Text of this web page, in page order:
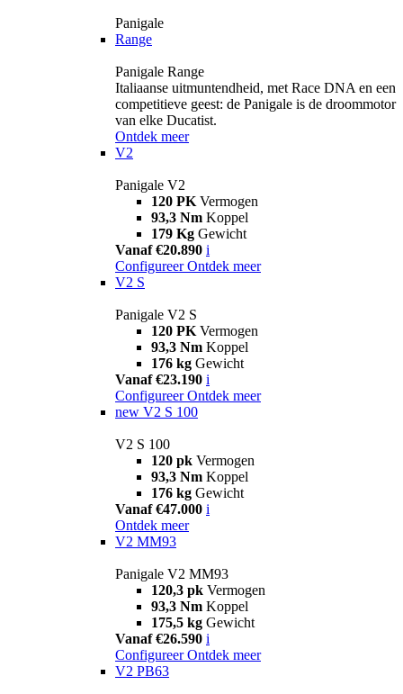
Panigale
Range
Panigale Range
Italiaanse uitmuntendheid, met Race DNA en een
competitieve geest: de Panigale is de droommotor
van elke Ducatist.
Ontdek meer
V2
Panigale V2
120 PK Vermogen
93,3 Nm Koppel
179 Kg Gewicht
Vanaf €20.890 i
Configureer Ontdek meer
V2 S
Panigale V2 S
120 PK Vermogen
93,3 Nm Koppel
176 kg Gewicht
Vanaf €23.190 i
Configureer Ontdek meer
new V2 S 100
V2 S 100
120 pk Vermogen
93,3 Nm Koppel
176 kg Gewicht
Vanaf €47.000 i
Ontdek meer
V2 MM93
Panigale V2 MM93
120,3 pk Vermogen
93,3 Nm Koppel
175,5 kg Gewicht
Vanaf €26.590 i
Configureer Ontdek meer
V2 PB63